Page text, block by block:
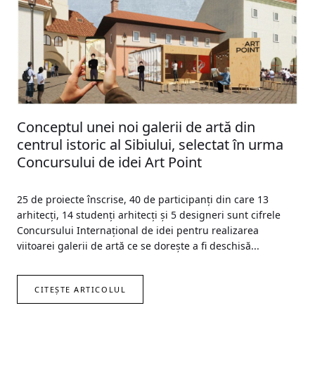
Conceptul unei noi galerii de artă din
centrul istoric al Sibiului, selectat în urma
Concursului de idei Art Point
25 de proiecte înscrise, 40 de participanți din care 13
arhitecți, 14 studenți arhitecți și 5 designeri sunt cifrele
Concursului Internațional de idei pentru realizarea
viitoarei galerii de artă ce se dorește a fi deschisă...
CITEȘTE ARTICOLUL